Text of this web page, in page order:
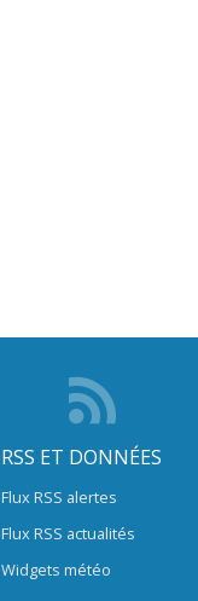
RSS ET DONNÉES
Flux RSS alertes
Flux RSS actualités
Widgets météo